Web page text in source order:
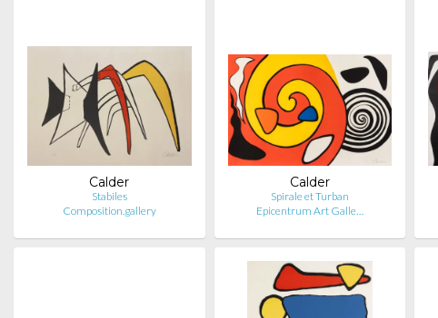
Calder
Stabiles
Composition.gallery
Calder
Spirale et Turban
Epicentrum Art Galle…